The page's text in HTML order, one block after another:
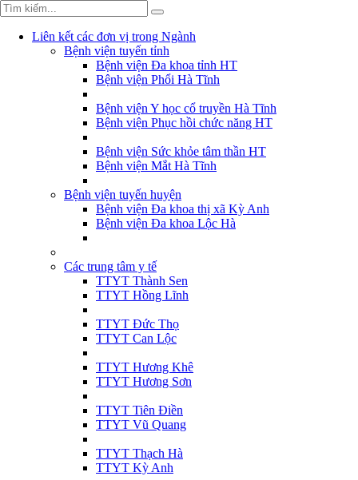
Liên kết các đơn vị trong Ngành
Bệnh viện tuyến tỉnh
Bệnh viện Đa khoa tỉnh HT
Bệnh viện Phổi Hà Tĩnh
Bệnh viện Y học cổ truyền Hà Tĩnh
Bệnh viện Phục hồi chức năng HT
Bệnh viện Sức khỏe tâm thần HT
Bệnh viện Mắt Hà Tĩnh
Bệnh viện tuyến huyện
Bệnh viện Đa khoa thị xã Kỳ Anh
Bệnh viện Đa khoa Lộc Hà
Các trung tâm y tế
TTYT Thành Sen
TTYT Hồng Lĩnh
TTYT Đức Thọ
TTYT Can Lộc
TTYT Hương Khê
TTYT Hương Sơn
TTYT Tiên Điền
TTYT Vũ Quang
TTYT Thạch Hà
TTYT Kỳ Anh